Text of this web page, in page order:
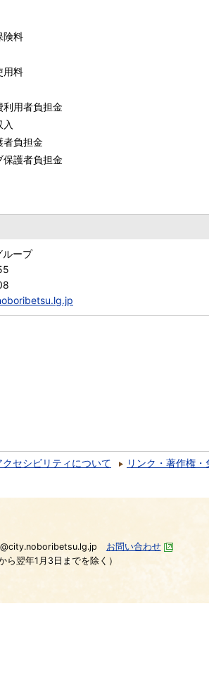
険料
用料
用者負担金
者負担金
護者負担金
ープ
クセシビリティについて リンク・著作権・
お問い合わせ
翌年1月3日までを除く）